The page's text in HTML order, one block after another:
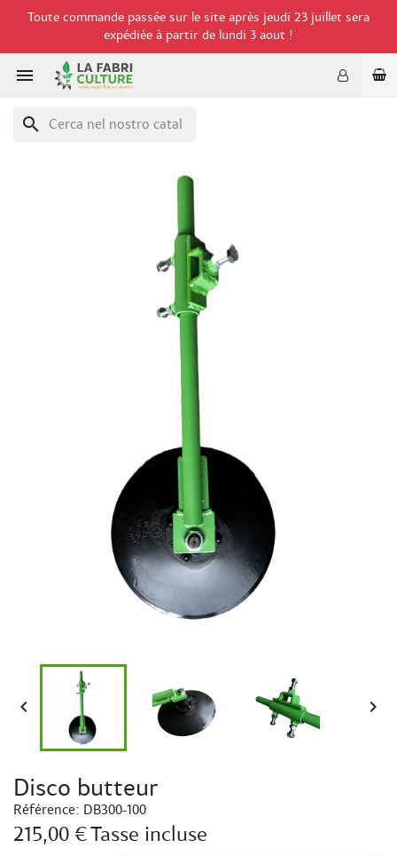
Toute commande passée sur le site après jeudi 23 juillet sera
expédiée à partir de lundi 3 aout !

search
 
Disco butteur
Référence: DB300-100
215,00 €Tasse incluse